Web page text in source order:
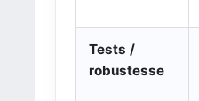
Tests /
robustesse